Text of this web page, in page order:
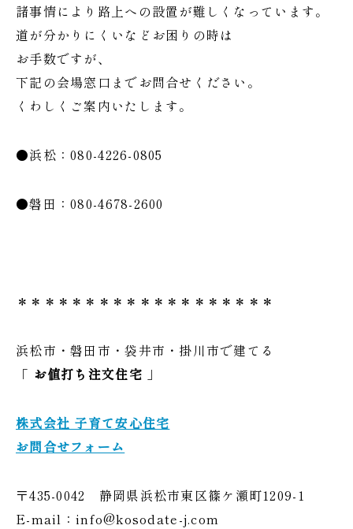
諸事情により路上への設置が難しくなっています。
道が分かりにくいなどお困りの時は
お手数ですが、
下記の会場窓口までお問合せください。
くわしくご案内いたします。
●浜松：080-4226-0805
●磐田：080-4678-2600
＊＊＊＊＊＊＊＊＊＊＊＊＊＊＊＊＊＊＊
浜松市・磐田市・袋井市・掛川市で建てる
「 お値打ち注文住宅 」
株式会社 子育て安心住宅
お問合せフォーム
〒435-0042 静岡県浜松市東区篠ケ瀬町1209-1
E-mail：info@kosodate-j.com